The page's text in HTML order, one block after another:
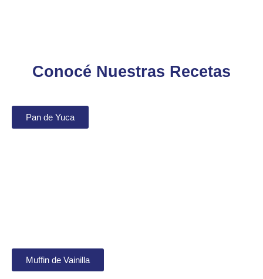
Conocé Nuestras Recetas
Pan de Yuca
Muffin de Vainilla